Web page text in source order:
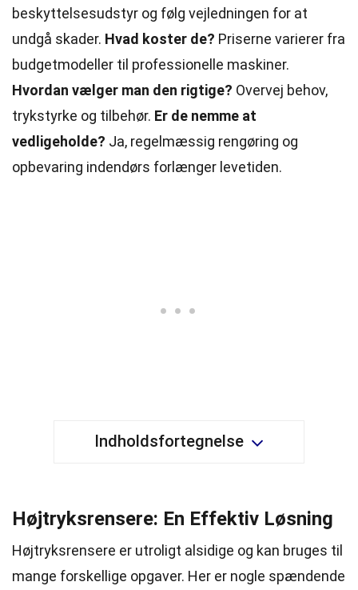
beskyttelsesudstyr og følg vejledningen for at
undgå skader. Hvad koster de? Priserne varierer fra
budgetmodeller til professionelle maskiner.
Hvordan vælger man den rigtige? Overvej behov,
trykstyrke og tilbehør. Er de nemme at
vedligeholde? Ja, regelmæssig rengøring og
opbevaring indendørs forlænger levetiden.
Indholdsfortegnelse
Højtryksrensere: En Effektiv Løsning
Højtryksrensere er utroligt alsidige og kan bruges til
mange forskellige opgaver. Her er nogle spændende